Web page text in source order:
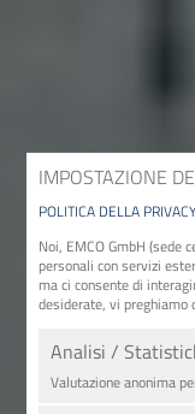
IMPOSTAZIONE
POLITICA DELLA PRIVACY
Noi, EMCO GmbH (sede
personali con servizi
ma ci consente di
desiderate, vi
Analisi /
Valutazione anonima